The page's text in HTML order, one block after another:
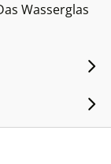
Wasserglas